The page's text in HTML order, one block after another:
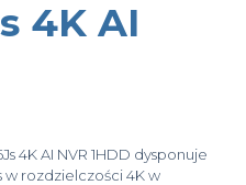
4K AI
4K AI NVR 1HDD dysponuje
w rozdzielczości 4K w